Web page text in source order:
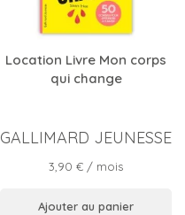
Location Livre Mon corps
qui change
GALLIMARD JEUNESSE
Prix
3,90 € / mois
Ajouter au panier